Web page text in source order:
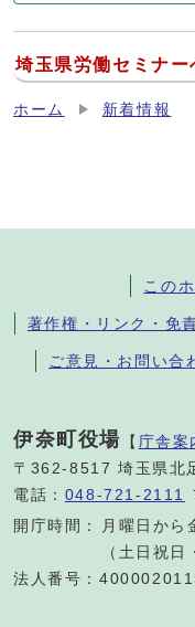
埼玉県労働セミナー
ホーム 新着情報
この
著作権・リンク・免
ご意見・お問い合
伊奈町役場 【 庁舎案
〒362-8517 埼玉県北
電話： 048-721-2111
開庁時間：
月曜日から
（土日祝日
法人番号：